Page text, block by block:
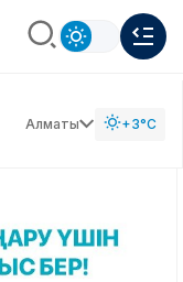
Алматы +3°C